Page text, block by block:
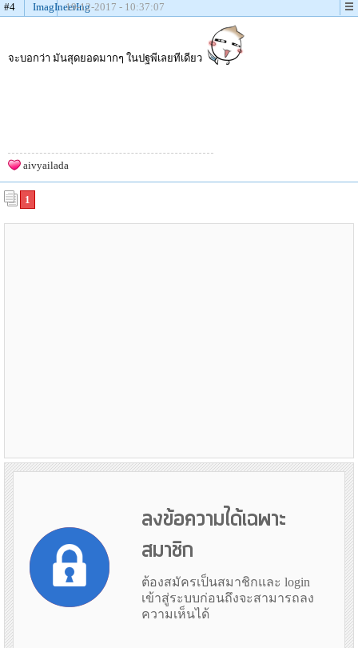
#4 ImagIneerIng19-12-2017 - 10:37:07
จะบอกว่า มันสุดยอดมากๆ ในปฐพีเลยทีเดียว
aivyailada
1
ลงข้อความได้เฉพาะ
สมาชิก
ต้องสมัครเป็นสมาชิกและ login
เข้าสู่ระบบก่อนถึงจะสามารถลง
ความเห็นได้